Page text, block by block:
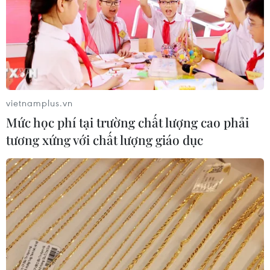
vietnamplus.vn
Mức học phí tại trường chất lượng cao phải
tương xứng với chất lượng giáo dục